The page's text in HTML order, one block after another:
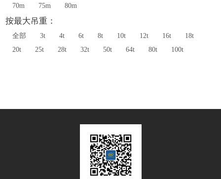
70m
75m 80m
按最大吊重：
全部 3t 4t 6t 8t 10t 12t 16t
18t
20t
25t 28t 32t 50t 64t 80t 100t